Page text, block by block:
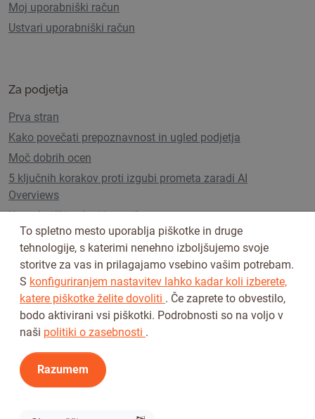
Moj uporabniški račun
Ustvari uporabniški račun
Za podjetja
Prva stran
Kako povečati prepoznavnost in ugled podjetja
Moč dobrih ocen
5 ključnih korakov proti izgubi prometa zaradi AI
Overviews
Uporabniški paketi in cenik
Sledi nam na
© 2026 Tickiwi - Vse pravice pridržane
To spletno mesto uporablja piškotke in druge
tehnologije, s katerimi nenehno izboljšujemo svoje
storitve za vas in prilagajamo vsebino vašim potrebam.
S konfiguriranjem nastavitev lahko kadar koli izberete,
katere piškotke želite dovoliti . Če zaprete to obvestilo,
bodo aktivirani vsi piškotki. Podrobnosti so na voljo v
naši politiki o zasebnosti .
Razumem